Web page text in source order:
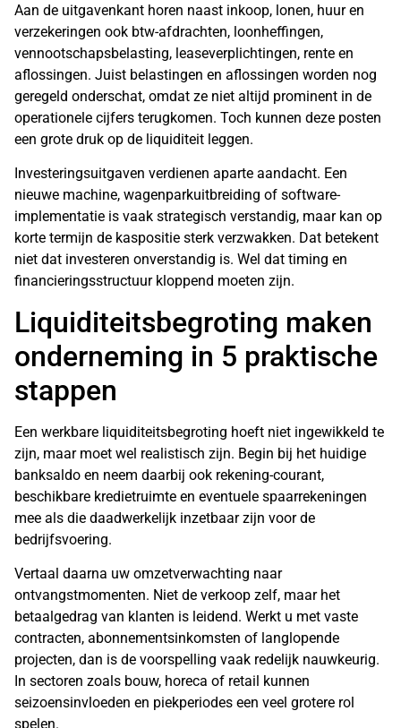
Aan de uitgavenkant horen naast inkoop, lonen, huur en
verzekeringen ook btw-afdrachten, loonheffingen,
vennootschapsbelasting, leaseverplichtingen, rente en
aflossingen. Juist belastingen en aflossingen worden nog
geregeld onderschat, omdat ze niet altijd prominent in de
operationele cijfers terugkomen. Toch kunnen deze posten
een grote druk op de liquiditeit leggen.
Investeringsuitgaven verdienen aparte aandacht. Een
nieuwe machine, wagenparkuitbreiding of software-
implementatie is vaak strategisch verstandig, maar kan op
korte termijn de kaspositie sterk verzwakken. Dat betekent
niet dat investeren onverstandig is. Wel dat timing en
financieringsstructuur kloppend moeten zijn.
Liquiditeitsbegroting maken
onderneming in 5 praktische
stappen
Een werkbare liquiditeitsbegroting hoeft niet ingewikkeld te
zijn, maar moet wel realistisch zijn. Begin bij het huidige
banksaldo en neem daarbij ook rekening-courant,
beschikbare kredietruimte en eventuele spaarrekeningen
mee als die daadwerkelijk inzetbaar zijn voor de
bedrijfsvoering.
Vertaal daarna uw omzetverwachting naar
ontvangstmomenten. Niet de verkoop zelf, maar het
betaalgedrag van klanten is leidend. Werkt u met vaste
contracten, abonnementsinkomsten of langlopende
projecten, dan is de voorspelling vaak redelijk nauwkeurig.
In sectoren zoals bouw, horeca of retail kunnen
seizoensinvloeden en piekperiodes een veel grotere rol
spelen.